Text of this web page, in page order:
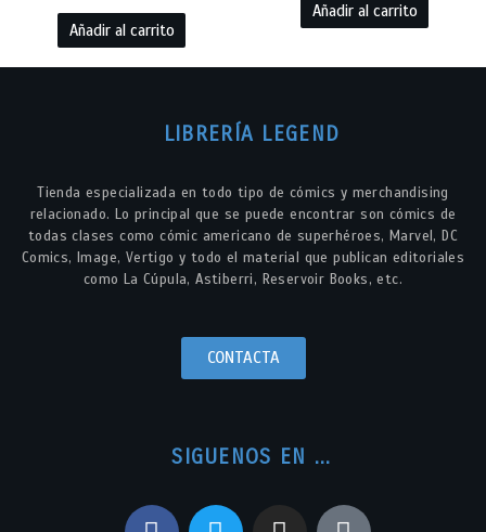
Añadir al carrito
Añadir al carrito
LIBRERÍA LEGEND
Tienda especializada en todo tipo de cómics y merchandising
relacionado. Lo principal que se puede encontrar son cómics de
todas clases como cómic americano de superhéroes, Marvel, DC
Comics, Image, Vertigo y todo el material que publican editoriales
como La Cúpula, Astiberri, Reservoir Books, etc.
CONTACTA
SIGUENOS EN ...